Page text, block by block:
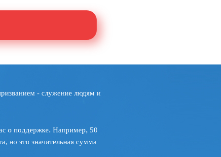
- служение людям и
о поддержке. Например, 50
но это значительная сумма